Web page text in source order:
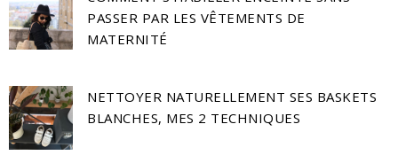
PASSER PAR LES VÊTEMENTS DE
MATERNITÉ
NETTOYER NATURELLEMENT SES BASKETS
BLANCHES, MES 2 TECHNIQUES